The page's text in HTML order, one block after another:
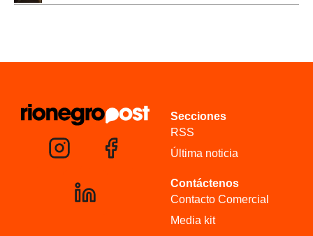
Secciones
RSS
Última noticia
Contáctenos
Contacto Comercial
Media kit